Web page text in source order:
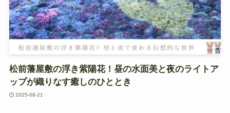
松前藩屋敷の浮き紫陽花！昼の水面美と夜のライトア
ップが織りなす癒しのひととき
2025-08-21